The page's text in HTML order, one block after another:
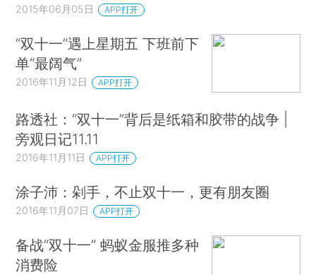
2015年06月05日 APP打开
“双十一”遇上星期五 下班前下
单“最阔气”
2016年11月12日 APP打开
路透社：“双十一”背后是纸箱和胶带的战争 |
旁观日记11.11
2016年11月11日 APP打开
涂子沛：剁手，不止双十一，更有朋友圈
2016年11月07日 APP打开
备战“双十一” 蚂蚁金服推多种
消费险